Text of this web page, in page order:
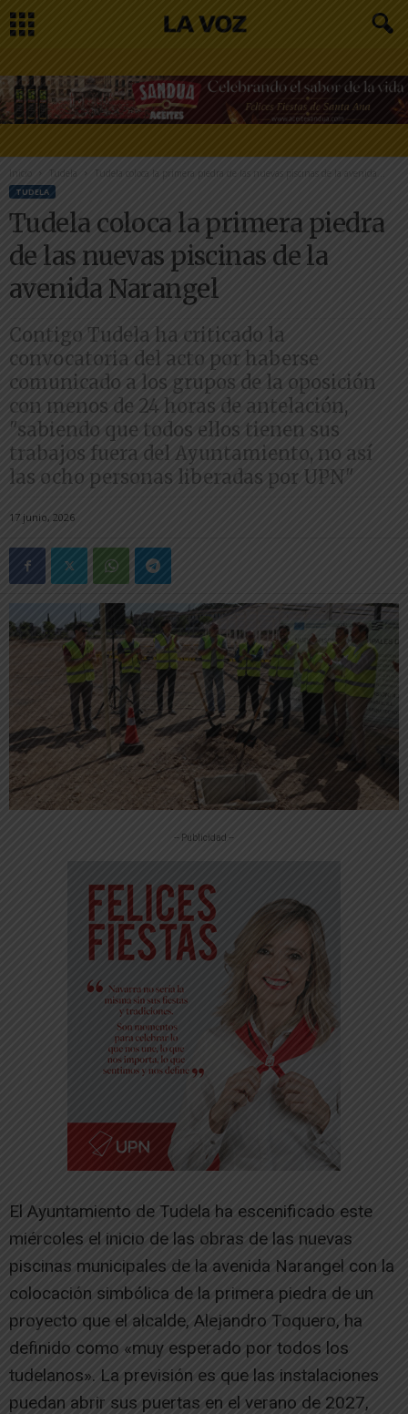
Inicio Tudela Tudela coloca la primera piedra de las nuevas piscinas de la avenida...
TUDELA
Tudela coloca la primera piedra
de las nuevas piscinas de la
avenida Narangel
Contigo Tudela ha criticado la
convocatoria del acto por haberse
comunicado a los grupos de la oposición
con menos de 24 horas de antelación,
"sabiendo que todos ellos tienen sus
trabajos fuera del Ayuntamiento, no así
las ocho personas liberadas por UPN"
17 junio, 2026
-- Publicidad --
El Ayuntamiento de Tudela ha escenificado este
miércoles el inicio de las obras de las nuevas
piscinas municipales de la avenida Narangel con la
colocación simbólica de la primera piedra de un
proyecto que el alcalde, Alejandro Toquero, ha
definido como «muy esperado por todos los
tudelanos». La previsión es que las instalaciones
puedan abrir sus puertas en el verano de 2027,